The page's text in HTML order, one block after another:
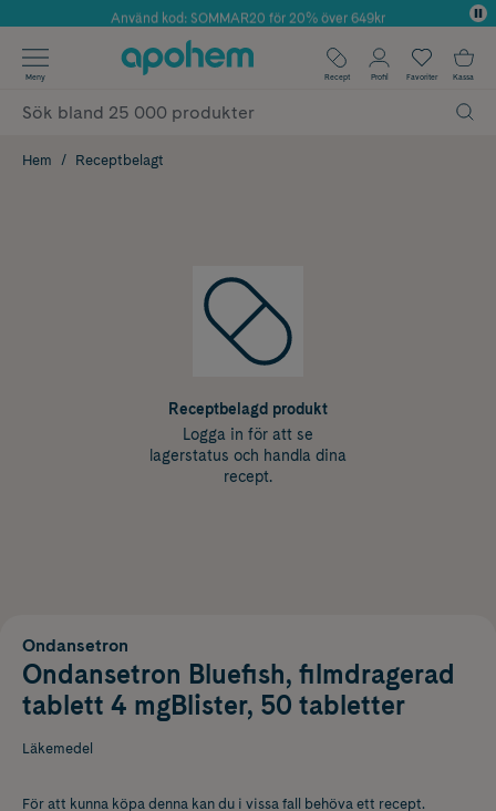
Årets Butik 2025 inom Skönhet
Använd kod: SOMMAR20 för 20% över 649kr
✓ Fri frakt
✓ Poäng på alla köp*
Meny Recept Profil Favoriter Kassa
Hem Receptbelagt
Receptbelagd produkt
Logga in för att se
lagerstatus och handla dina
recept.
Ondansetron
Ondansetron Bluefish, filmdragerad
tablett 4 mgBlister, 50 tabletter
Läkemedel
För att kunna köpa denna kan du i vissa fall behöva ett recept.